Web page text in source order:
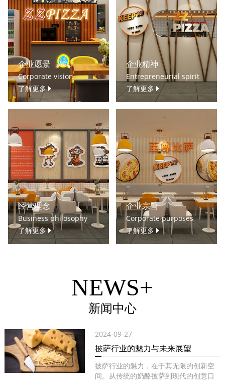
企业愿景
Corporate vision
了解更多
企业精神
Entrepreneurial spirit
了解更多
经营理念
Business philosophy
了解更多
企业宗旨
Corporate purposes
了解更多
NEWS+
新闻中心
2024-09-27
披萨行业的魅力与未来展望
披萨行业的魅力，在于其无限的创新空
间。从传统的奶酪披萨到现代的创意口